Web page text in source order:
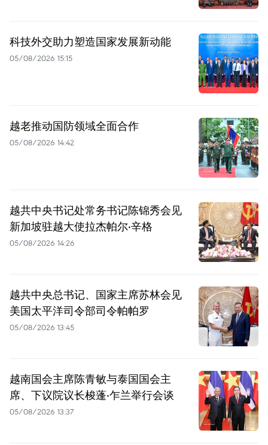
科技外交助力塑造国家发展新动能
05/08/2026 15:15
越老推动国防领域全面合作
05/08/2026 14:42
越共中央书记处常务书记陈锦秀会见
新加坡驻越大使拉杰帕尔·辛格
05/08/2026 14:26
越共中央总书记、国家主席苏林会见
美国太平洋司令部司令帕帕罗
05/08/2026 13:45
越南国会主席陈青敏与泰国国会主
席、下议院议长梭蓬·乍兰举行会谈
05/08/2026 13:37